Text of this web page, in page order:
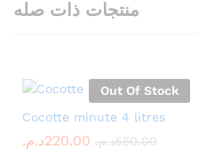
منتجات ذات صله
Out Of Stock
Cocotte minute 4 litres
220.00د.م. 550.00د.م.